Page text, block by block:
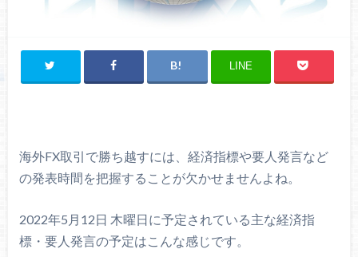
LINE
海外FX取引で勝ち越すには、経済指標や要人発言など
の発表時間を把握することが欠かせませんよね。
2022年5月12日 木曜日に予定されている主な経済指
標・要人発言の予定はこんな感じです。